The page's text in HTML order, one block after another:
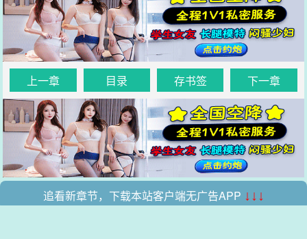
.
上一章 目录 存书签 下一章
.
追看新章节，下载本站客户端无广告APP ↓↓↓